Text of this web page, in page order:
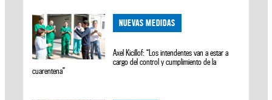
NUEVAS MEDIDAS
Axel Kicillof: “Los intendentes van a estar a
cargo del control y cumplimiento de la
cuarentena”